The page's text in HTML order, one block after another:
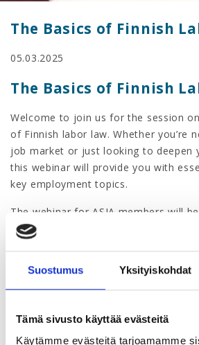
Suostumus Yksityiskohdat
Tämä sivusto käyttää evästeitä
Käytämme evästeitä tarjoamamme
The Basics of Finnish
05.03.2025
The Basics of Finnish
Welcome to join us for the session
of Finnish labor law. Whether you’re
job market or just looking to deepen
this webinar will provide you with
key employment topics.
The webinar for ASIA members will
at 9.15 - 10.00
Employment Contracts and
Trial Periods